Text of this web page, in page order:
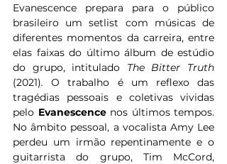
Evanescence prepara para o público
brasileiro um setlist com músicas de
diferentes momentos da carreira, entre
elas faixas do último álbum de estúdio
do grupo, intitulado The Bitter Truth
(2021). O trabalho é um reflexo das
tragédias pessoais e coletivas vividas
pelo Evanescence nos últimos tempos.
No âmbito pessoal, a vocalista Amy Lee
perdeu um irmão repentinamente e o
guitarrista do grupo, Tim McCord,